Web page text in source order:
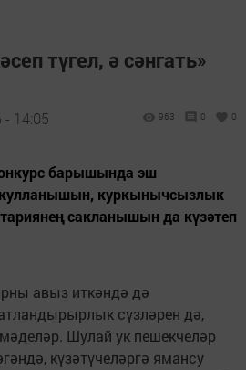
түгел, ә сәнгать»
14:05 963 0 0
барышында эш
куркынычсызлык
сакланышын да күзәтеп
авыз иткәндә дә
сүзләрен дә,
Шулай ук пешекчеләр
күзәтүчеләргә ямансу